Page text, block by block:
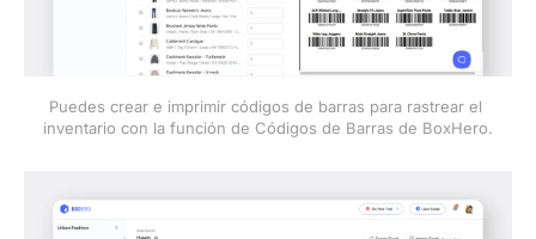
Puedes crear e imprimir códigos de barras para rastrear el
inventario con la función de Códigos de Barras de BoxHero.